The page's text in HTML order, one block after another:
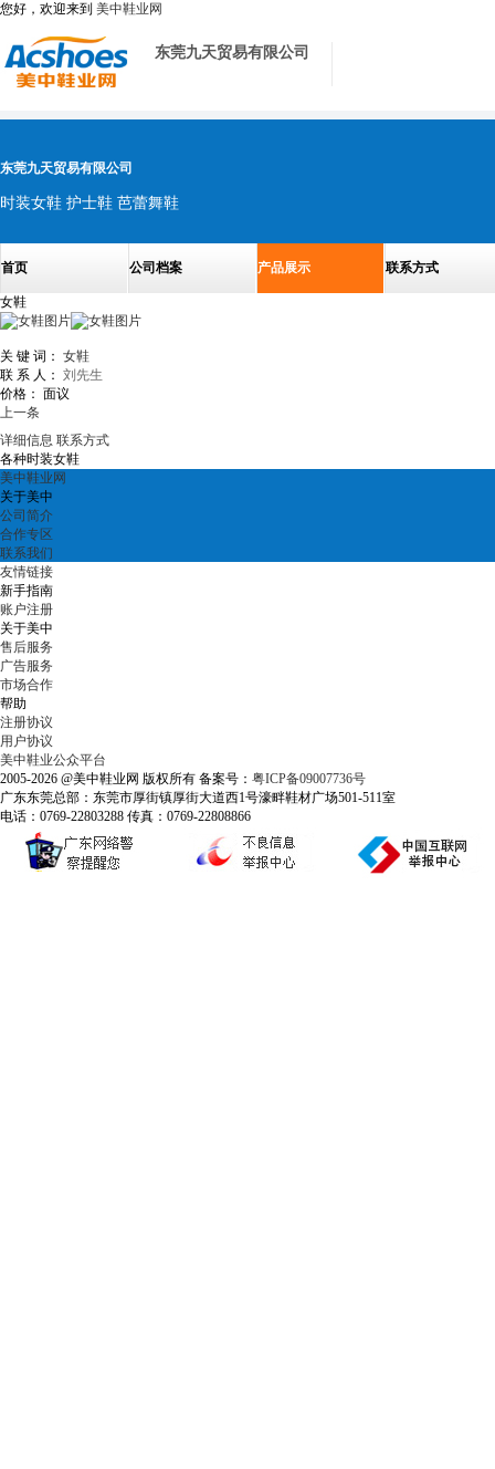
您好，欢迎来到 美中鞋业网
东莞九天贸易有限公司
东莞九天贸易有限公司
时装女鞋 护士鞋 芭蕾舞鞋
首页 公司档案 产品展示 联系方式
女鞋
关 键 词： 女鞋
联 系 人： 刘先生
价格： 面议
上一条
详细信息 联系方式
各种时装女鞋
美中鞋业网
关于美中
公司简介
合作专区
联系我们
友情链接
新手指南
账户注册
关于美中
售后服务
广告服务
市场合作
帮助
注册协议
用户协议
美中鞋业公众平台
2005-2026 @美中鞋业网 版权所有 备案号： 粤ICP备09007736号
广东东莞总部：东莞市厚街镇厚街大道西1号濠畔鞋材广场501-511室
电话：0769-22803288 传真：0769-22808866